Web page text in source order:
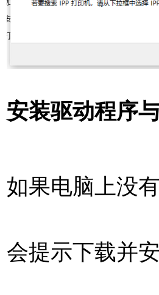
安装驱动程序
如果电脑上没
会提示下载并